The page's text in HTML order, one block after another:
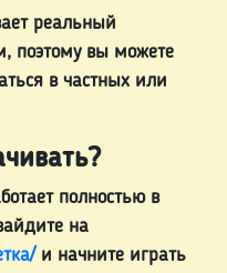
реальный
поэтому вы можете
в частных или
полностью в
на
и начните играть